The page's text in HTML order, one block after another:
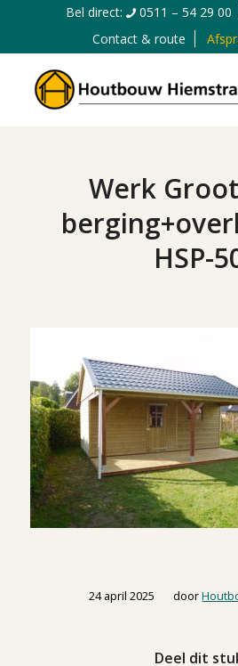
Bel direct: 0511 – 54 29 00
Contact & route
Werk
HSP-
24 april 2025
/ door
Deel dit